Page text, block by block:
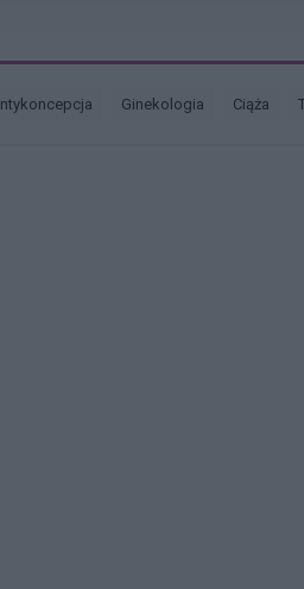
antykoncepcja ginekologia ciąża